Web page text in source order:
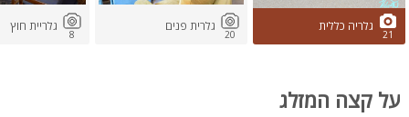
21
גלריה כללית
20
גלרית פנים
8
גלריית חוץ
על קצה המזלג